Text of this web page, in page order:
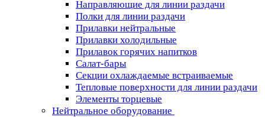
Направляющие для линии раздачи
Полки для линии раздачи
Прилавки нейтральные
Прилавки холодильные
Прилавок горячих напитков
Салат-бары
Секции охлаждаемые встраиваемые
Тепловые поверхности для линии раздачи
Элементы торцевые
Нейтральное оборудование